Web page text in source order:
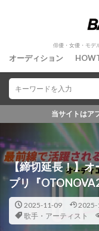
俳優・女優・モデ
オーディション
当サイトはア
【締切延長！】オ
プリ『
2025-11-09 2025-
歌手・アーティスト